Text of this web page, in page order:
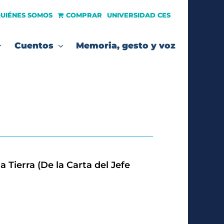
SOMOS COMPRAR UNIVERSIDAD CES
Cuentos Memoria, gesto y voz
Tierra (De la Carta del Jefe